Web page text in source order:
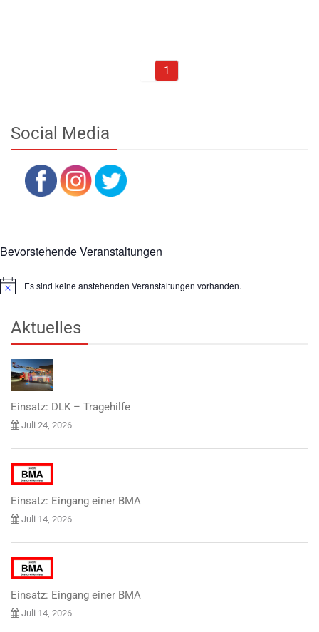
1
Social Media
Bevorstehende Veranstaltungen
HinweisEs sind keine anstehenden Veranstaltungen vorhanden.
Aktuelles
Einsatz: DLK – Tragehilfe
Juli 24, 2026
Einsatz: Eingang einer BMA
Juli 14, 2026
Einsatz: Eingang einer BMA
Juli 14, 2026